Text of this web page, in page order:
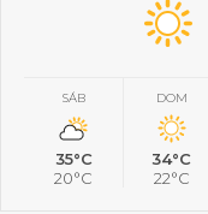
SÁB
35°C
20°C
DOM
34°C
22°C